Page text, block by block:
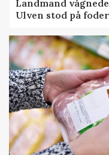
Landmand
Ulven stod på